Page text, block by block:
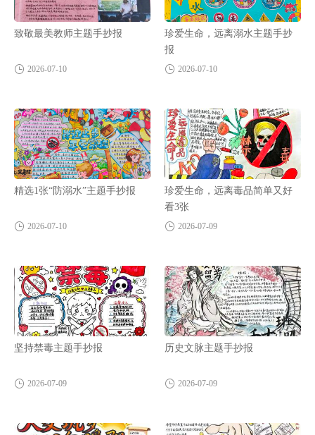
致敬最美教师主题手抄报
2026-07-10
珍爱生命，远离溺水主题手抄
报
2026-07-10
精选1张“防溺水”主题手抄报
2026-07-10
珍爱生命，远离毒品简单又好
看3张
2026-07-09
坚持禁毒主题手抄报
2026-07-09
历史文脉主题手抄报
2026-07-09